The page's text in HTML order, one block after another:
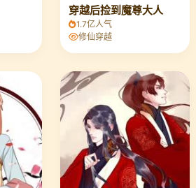
穿越后捡到魔尊大人
1.7亿人气
修仙穿越